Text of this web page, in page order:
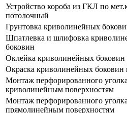
Устройство короба из ГКЛ по
потолочный
Грунтовка криволинейных
Шпатлевка и шлифовка
боковин
Оклейка криволинейных боковин
Окраска криволинейных боковин
Монтаж перфорированного
криволинейным поверхностям
Монтаж перфорированного
прямолинейным поверхностям